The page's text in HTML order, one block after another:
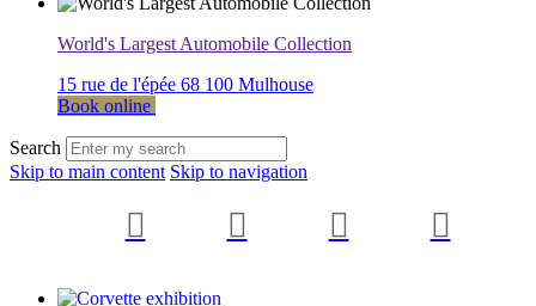
World's Largest Automobile Collection
15 rue de l'épée 68 100 Mulhouse
Book online
Search
Skip to main content Skip to navigation